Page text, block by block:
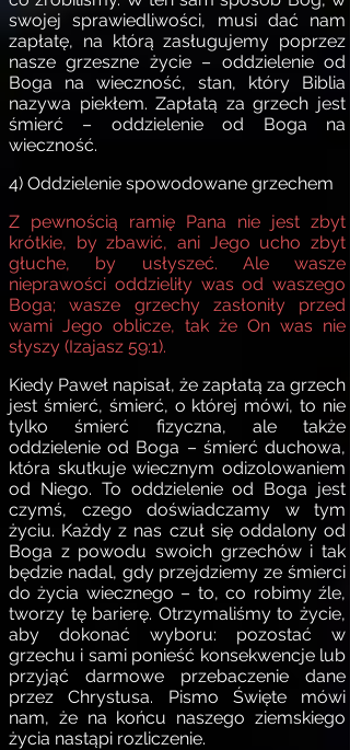
swojej sprawiedliwości, musi dać nam
zapłatę, na którą zasługujemy poprzez
nasze grzeszne życie – oddzielenie od
Boga na wieczność, stan, który Biblia
nazywa piekłem. Zapłatą za grzech jest
śmierć – oddzielenie od Boga na
wieczność.
4) Oddzielenie spowodowane grzechem
Z pewnością ramię Pana nie jest zbyt
krótkie, by zbawić, ani Jego ucho zbyt
głuche, by usłyszeć. Ale wasze
nieprawości oddzieliły was od waszego
Boga; wasze grzechy zasłoniły przed
wami Jego oblicze, tak że On was nie
słyszy (Izajasz 59:1).
Kiedy Paweł napisał, że zapłatą za grzech
jest śmierć, śmierć, o której mówi, to nie
tylko śmierć fizyczna, ale także
oddzielenie od Boga – śmierć duchowa,
która skutkuje wiecznym odizolowaniem
od Niego. To oddzielenie od Boga jest
czymś, czego doświadczamy w tym
życiu. Każdy z nas czuł się oddalony od
Boga z powodu swoich grzechów i tak
będzie nadal, gdy przejdziemy ze śmierci
do życia wiecznego – to, co robimy źle,
tworzy tę barierę. Otrzymaliśmy to życie,
aby dokonać wyboru: pozostać w
grzechu i sami ponieść konsekwencje lub
przyjąć darmowe przebaczenie dane
przez Chrystusa. Pismo Święte mówi
nam, że na końcu naszego ziemskiego
życia nastąpi rozliczenie.